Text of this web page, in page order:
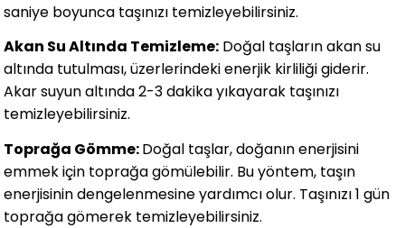
saniye boyunca taşınızı temizleyebilirsiniz.
Akan Su Altında Temizleme: Doğal taşların akan su
altında tutulması, üzerlerindeki enerjik kirliliği giderir.
Akar suyun altında 2-3 dakika yıkayarak taşınızı
temizleyebilirsiniz.
Toprağa Gömme:Doğal taşlar, doğanın enerjisini
emmek için toprağa gömülebilir. Bu yöntem, taşın
enerjisinin dengelenmesine yardımcı olur. Taşınızı 1 gün
toprağa gömerek temizleyebilirsiniz.